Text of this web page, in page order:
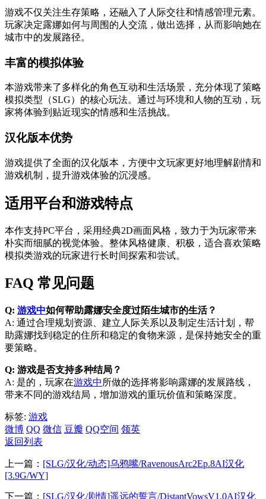
游戏不仅关注生存策略，还融入了人际交往和情感管理元素。
玩家决定露娜如何与周围的人交流，做出选择，从而影响她在
城市中的发展路径。
丰富的模拟体验
本游戏带来了多样化的角色互动和生活场景，充分体现了策略
模拟类型（SLG）的核心玩法。通过与环境和人物的互动，玩
家将体验到贴近现实的情感和生活挑战。
汉化版本优势
游戏提供了全面的汉化版本，方便中文玩家更好地理解剧情和
游戏机制，提升游戏体验的沉浸感。
适用平台和游戏特点
本作支持PC平台，采用经典2D画面风格，致力于为玩家带来
朴实而细腻的视觉体验。整体风格健康、积极，适合喜欢策略
模拟类游戏的玩家进行长时间探索和尝试。
FAQ 常见问题
Q: 游戏中如何帮助露娜安全度过陌生城市的生活？
A: 通过合理规划资源、建立人际关系以及制定生活计划，帮
助露娜找到稳定的住所和稳定的食物来源，是保持她安全的重
要策略。
Q: 游戏是否支持多种结局？
A: 是的，玩家在游戏中 所做的选择将影响露娜的发展路线，
带来不同的游戏结局，增加游戏的重玩价值和策略深度。
标签: 游戏
微博 QQ 微信 豆瓣 QQ空间 领英
返回列表
上一篇： [SLG/汉化/动态]乌鸦嘴/RavenousArc2Ep.8AI汉化
[3.9G/WY]
下一篇： [SLG/汉化/剧情]遥远的誓言/DistantVowsV1.0AI汉化